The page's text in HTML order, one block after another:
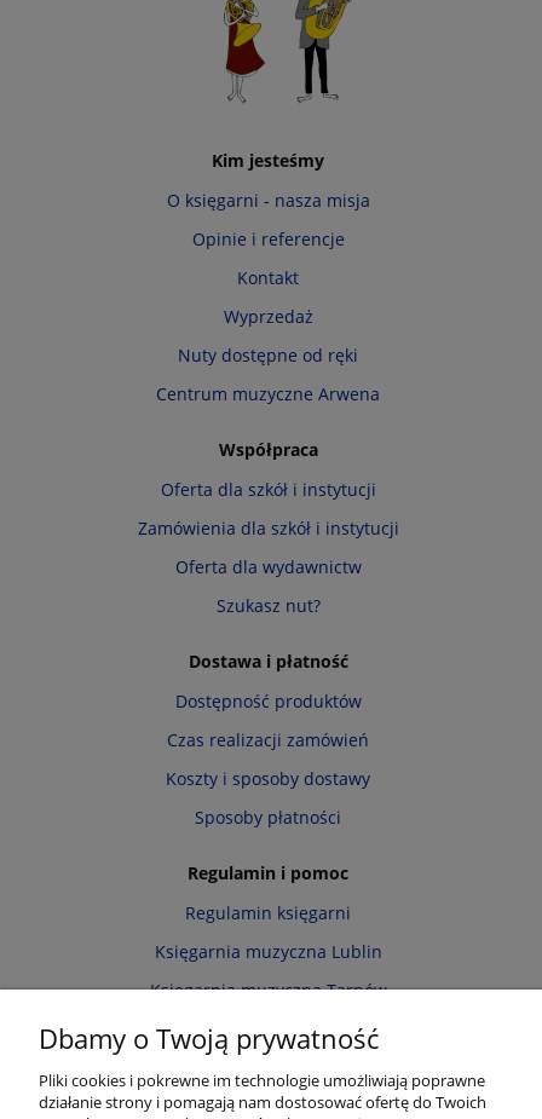
Kim jesteśmy
O księgarni - nasza misja
Opinie i referencje
Kontakt
Wyprzedaż
Nuty dostępne od ręki
Centrum muzyczne Arwena
Współpraca
Oferta dla szkół i instytucji
Zamówienia dla szkół i instytucji
Oferta dla wydawnictw
Szukasz nut?
Dostawa i płatność
Dostępność produktów
Czas realizacji zamówień
Koszty i sposoby dostawy
Sposoby płatności
Regulamin i pomoc
Regulamin księgarni
Księgarnia muzyczna Lublin
Księgarnia muzyczna Tarnów
Informacja o cookies
Zwroty i reklamacje
Dbamy o Twoją prywatność
Pliki cookies i pokrewne im technologie umożliwiają poprawne
działanie strony i pomagają nam dostosować ofertę do Twoich